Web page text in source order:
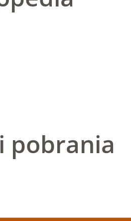
pobrania